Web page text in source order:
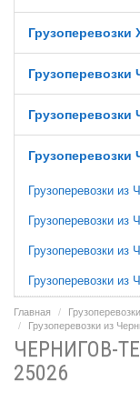
Грузоперевозки
Грузоперевозки
Грузоперевозки
Грузоперевозки из
Грузоперевозки из
Грузоперевозки из
Грузоперевозки из
Главная
Грузоперевозки из
ЧЕРНИГОВ-
25026